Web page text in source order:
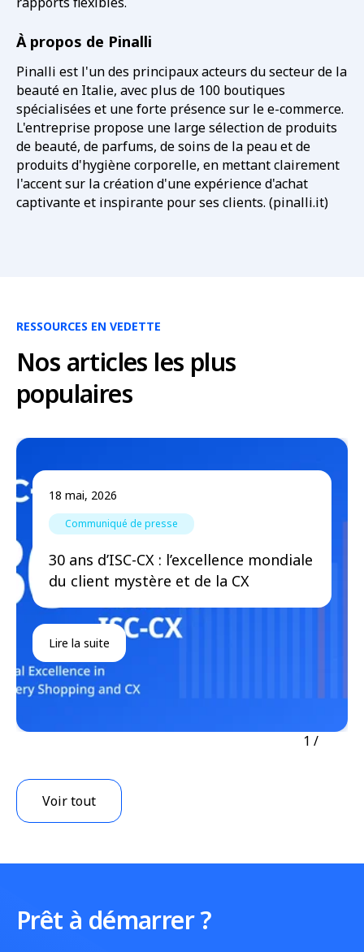
À propos de Pinalli
Pinalli est l'un des principaux acteurs du secteur de la
beauté en Italie, avec plus de 100 boutiques
spécialisées et une forte présence sur le e-commerce.
L'entreprise propose une large sélection de produits
de beauté, de parfums, de soins de la peau et de
produits d'hygiène corporelle, en mettant clairement
l'accent sur la création d'une expérience d'achat
captivante et inspirante pour ses clients. (pinalli.it)
RESSOURCES EN VEDETTE
Nos articles les plus
populaires
18 mai, 2026
Communiqué de presse
30 ans d’ISC-CX : l’excellence mondiale
du client mystère et de la CX
Lire la suite
1 /
Voir tout
Prêt à démarrer ?